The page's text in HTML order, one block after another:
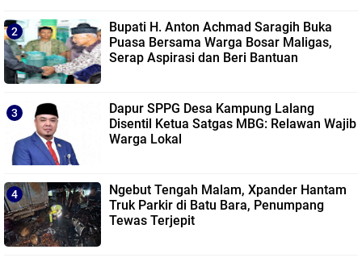
Bupati H. Anton Achmad Saragih Buka
Puasa Bersama Warga Bosar Maligas,
Serap Aspirasi dan Beri Bantuan
Dapur SPPG Desa Kampung Lalang
Disentil Ketua Satgas MBG: Relawan Wajib
Warga Lokal
Ngebut Tengah Malam, Xpander Hantam
Truk Parkir di Batu Bara, Penumpang
Tewas Terjepit